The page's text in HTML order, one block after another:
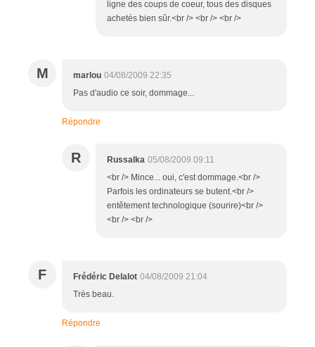
ligne des coups de coeur, tous des disques
achetés bien sûr.<br /> <br /> <br />
M marlou 04/08/2009 22:35
Pas d'audio ce soir, dommage...
Répondre
R Russalka 05/08/2009 09:11
<br /> Mince... oui, c'est dommage.<br />
Parfois les ordinateurs se butent.<br />
entêtement technologique (sourire)<br />
<br /> <br />
F Frédéric Delalot 04/08/2009 21:04
Très beau.
Répondre